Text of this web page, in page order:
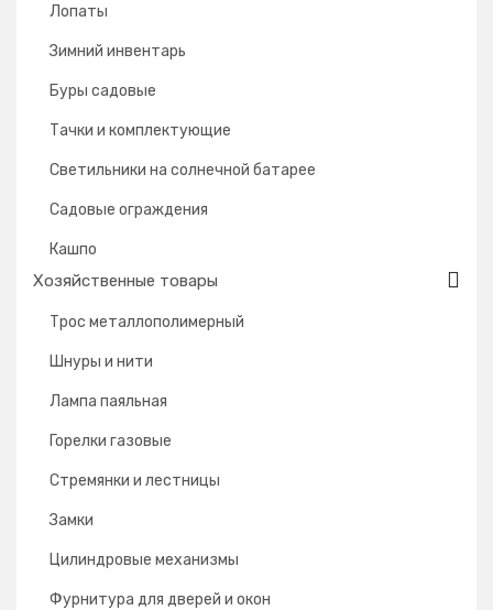
Лопаты
Зимний инвентарь
Буры садовые
Тачки и комплектующие
Светильники на солнечной батарее
Садовые ограждения
Кашпо
Хозяйственные товары
Трос металлополимерный
Шнуры и нити
Лампа паяльная
Горелки газовые
Стремянки и лестницы
Замки
Цилиндровые механизмы
Фурнитура для дверей и окон